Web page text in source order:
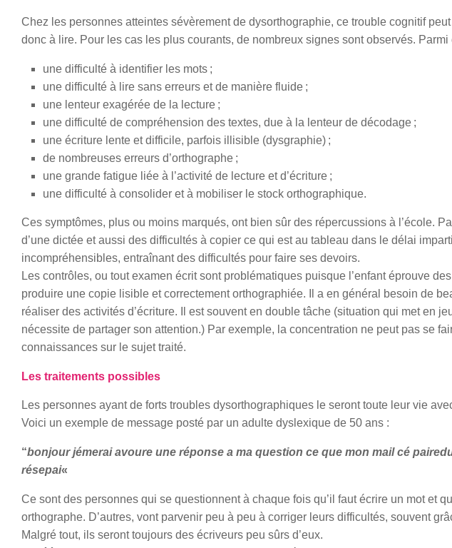
Chez les personnes atteintes sévèrement de dysorthographie, ce trouble cognitif
donc à lire. Pour les cas les plus courants, de nombreux signes sont observés. Parmi
une difficulté à identifier les mots ;
une difficulté à lire sans erreurs et de manière fluide ;
une lenteur exagérée de la lecture ;
une difficulté de compréhension des textes, due à la lenteur de décodage ;
une écriture lente et difficile, parfois illisible (dysgraphie) ;
de nombreuses erreurs d’orthographe ;
une grande fatigue liée à l’activité de lecture et d’écriture ;
une difficulté à consolider et à mobiliser le stock orthographique.
Ces symptômes, plus ou moins marqués, ont bien sûr des répercussions à l’école.
d’une dictée et aussi des difficultés à copier ce qui est au tableau dans le délai
incompréhensibles, entraînant des difficultés pour faire ses devoirs.
Les contrôles, ou tout examen écrit sont problématiques puisque l’enfant éprouve
produire une copie lisible et correctement orthographiée. Il a en général besoin de
réaliser des activités d’écriture. Il est souvent en double tâche (situation qui met en
nécessite de partager son attention.) Par exemple, la concentration ne peut pas se
connaissances sur le sujet traité.
Les traitements possibles
Les personnes ayant de forts troubles dysorthographiques le seront toute leur vie
Voici un exemple de message posté par un adulte dyslexique de 50 ans :
“bonjour jémerai avoure une réponse a ma question ce que mon mail cé
résepai«
Ce sont des personnes qui se questionnent à chaque fois qu’il faut écrire un mot et
orthographe. D’autres, vont parvenir peu à peu à corriger leurs difficultés, souvent
Malgré tout, ils seront toujours des écriveurs peu sûrs d’eux.